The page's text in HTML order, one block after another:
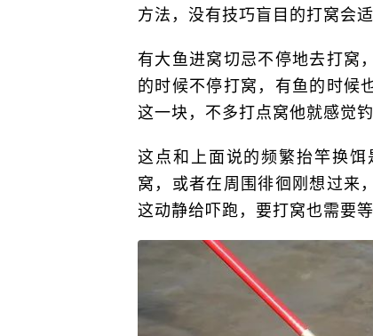
方法，没有技巧盲目的打窝会适
有大鱼进窝切忌不停地去打窝
的时候不停打窝，有鱼的时候
这一块，不多打点窝他就感觉钓
这点和上面说的频繁抬竿换
窝，或者在周围徘徊刚想过来
这动静给吓跑，要打窝也需要等